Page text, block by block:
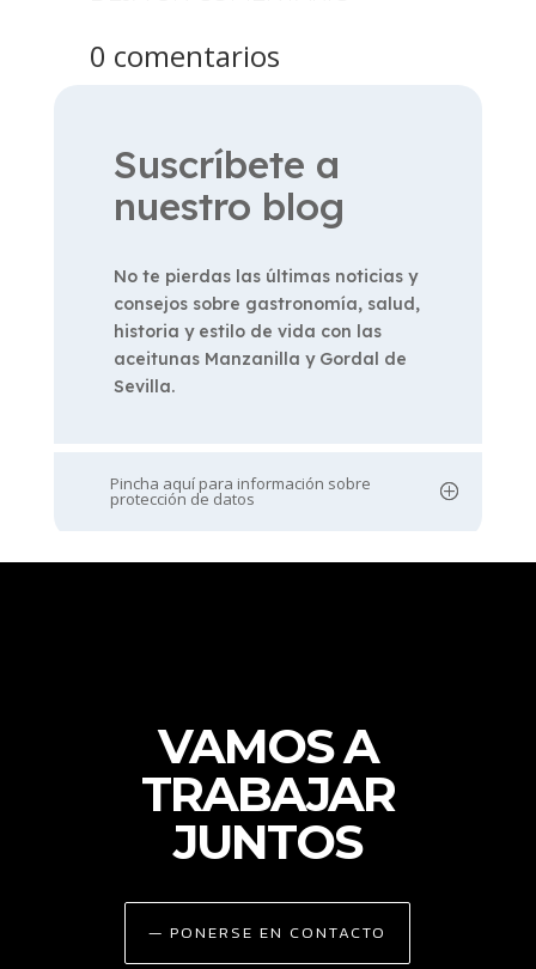
0 comentarios
Suscríbete a
nuestro blog
No te pierdas las últimas noticias y
consejos sobre gastronomía, salud,
historia y estilo de vida con las
aceitunas Manzanilla y Gordal de
Sevilla.
Pincha aquí para información sobre
protección de datos
VAMOS A
TRABAJAR
JUNTOS
— PONERSE EN CONTACTO